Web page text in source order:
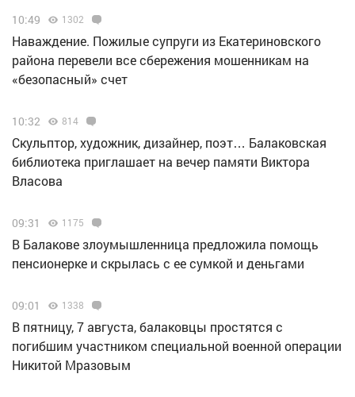
10:49 1302
Наваждение. Пожилые супруги из Екатериновского
района перевели все сбережения мошенникам на
«безопасный» счет
10:32 814
Скульптор, художник, дизайнер, поэт… Балаковская
библиотека приглашает на вечер памяти Виктора
Власова
09:31 1175
В Балакове злоумышленница предложила помощь
пенсионерке и скрылась с ее сумкой и деньгами
09:01 1338
В пятницу, 7 августа, балаковцы простятся с
погибшим участником специальной военной операции
Никитой Мразовым